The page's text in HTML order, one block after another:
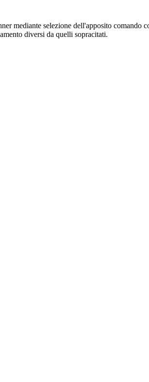
mediante selezione dell'apposito
diversi da quelli sopracitati.